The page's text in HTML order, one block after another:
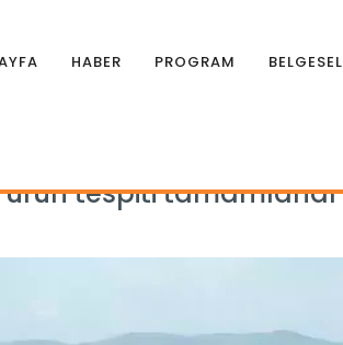
HABER PROGRAM BELGESEL
tespiti tamamlandı